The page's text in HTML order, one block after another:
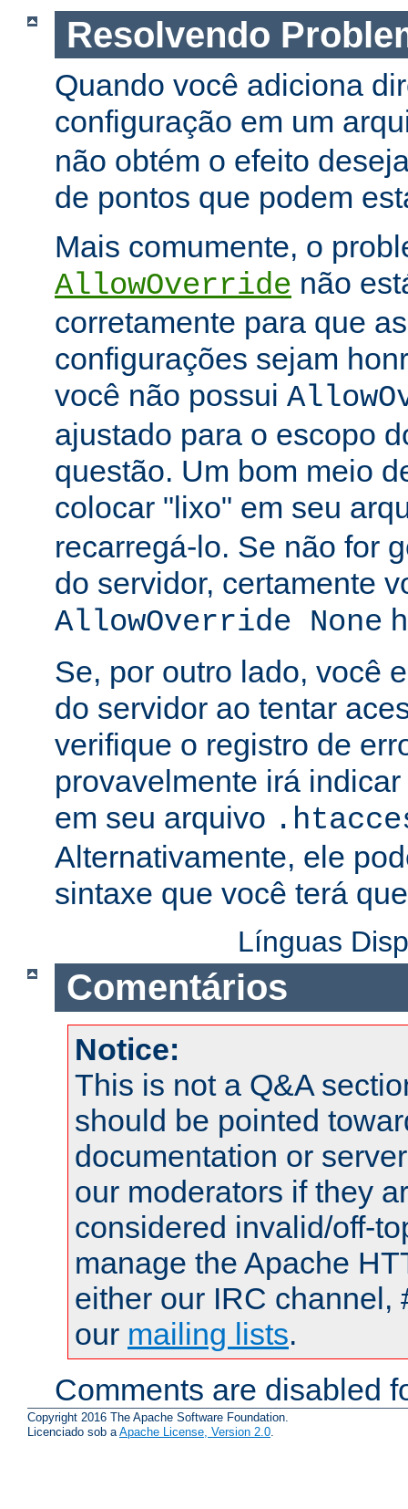
Resolvendo
Quando você adiciona
configuração em um
não obtém o efeito
de pontos que podem
Mais comumente, o
AllowOverride não
corretamente para que
configurações sejam
você não possui
ajustado para o escopo
questão. Um bom meio
colocar "lixo" em seu
recarregá-lo. Se não for
do servidor, certamente
AllowOverride None
Se, por outro lado, você
do servidor ao tentar
verifique o registro de
provavelmente irá
em seu arquivo
Alternativamente, ele
sintaxe que você terá
Línguas
Comentários
Notice:
This is not a Q&A
should be pointed
documentation or
our moderators if they
considered invalid/off-
manage the Apache
either our IRC channel,
our mailing lists.
Comments are disabled
Copyright 2016 The Apache Software Foundation.
Licenciado sob aApache License, Version 2.0.